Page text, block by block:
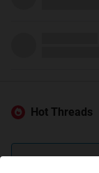
Hot Threads